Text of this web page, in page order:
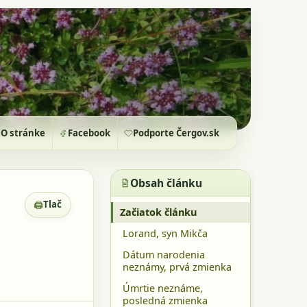
O stránke Facebook Podporte Čergov.sk
🖨Tlač
Zobrazenie pre tlač
Obsah článku
Začiatok článku
Lorand, syn Mikča
Dátum narodenia
neznámy, prvá zmienka
Úmrtie neznáme,
posledná zmienka